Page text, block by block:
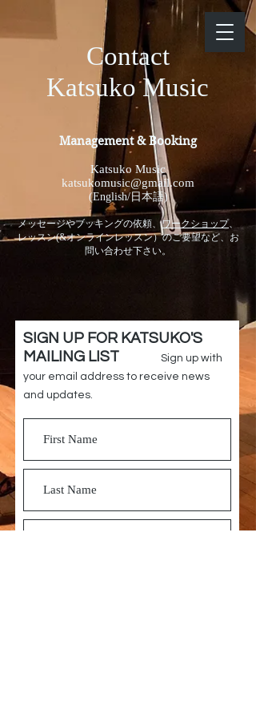
Contact
Katsuko Music
Management &Booking
Katsuko Music
katsukomusic@gmail.com
(English/日本語)
メッセージやブッキングの依頼、ワークショップ、
レッスン(&オンラインレッスン）のご要望など、お
問い合わせ下さい。
SIGN UP FOR KATSUKO'S
MAILING LIST
Sign up with
your email address to receive news
and updates.